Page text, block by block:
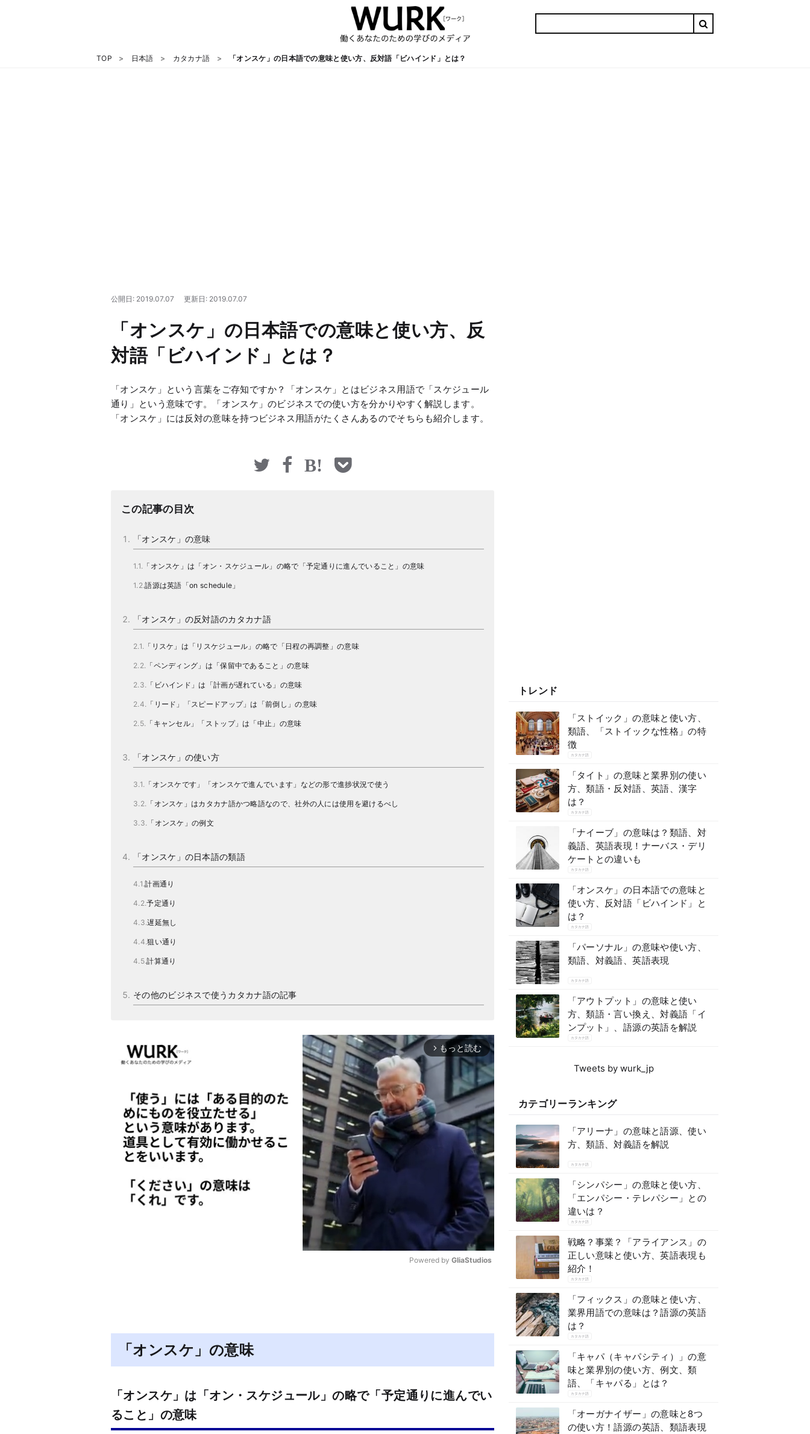
TOP 日本語 カタカナ語 「オンスケ」の日本語での意味と使い方、反対語「ビハインド」とは？
公開日: 2019.07.07 更新日: 2019.07.07
「オンスケ」の日本語での意味と使い方、反
対語「ビハインド」とは？
「オンスケ」という言葉をご存知ですか？「オンスケ」とはビジネス用語で「スケジュール
通り」という意味です。「オンスケ」のビジネスでの使い方を分かりやすく解説します。
「オンスケ」には反対の意味を持つビジネス用語がたくさんあるのでそちらも紹介します。
この記事の目次
「オンスケ」の意味
「オンスケ」は「オン・スケジュール」の略で「予定通りに進んでいること」の意味
語源は英語「on schedule」
「オンスケ」の反対語のカタカナ語
「リスケ」は「リスケジュール」の略で「日程の再調整」の意味
「ペンディング」は「保留中であること」の意味
「ビハインド」は「計画が遅れている」の意味
「リード」「スピードアップ」は「前倒し」の意味
「キャンセル」「ストップ」は「中止」の意味
「オンスケ」の使い方
「オンスケです」「オンスケで進んでいます」などの形で進捗状況で使う
「オンスケ」はカタカナ語かつ略語なので、社外の人には使用を避けるべし
「オンスケ」の例文
「オンスケ」の日本語の類語
計画通り
予定通り
遅延無し
狙い通り
計算通り
その他のビジネスで使うカタカナ語の記事
arrow_forward_ios もっと読む
Powered by GliaStudios
「オンスケ」の意味
「オンスケ」は「オン・スケジュール」の略で「予定通りに進んでい
ること」の意味
トレンド
「ストイック」の意味と使い方、
類語、「ストイックな性格」の特
徴
カタカナ語
「タイト」の意味と業界別の使い
方、類語・反対語、英語、漢字
は？
カタカナ語
「ナイーブ」の意味は？類語、対
義語、英語表現！ナーバス・デリ
ケートとの違いも
カタカナ語
「オンスケ」の日本語での意味と
使い方、反対語「ビハインド」と
は？
カタカナ語
「パーソナル」の意味や使い方、
類語、対義語、英語表現
カタカナ語
「アウトプット」の意味と使い
方、類語・言い換え、対義語「イ
ンプット」、語源の英語を解説
カタカナ語
Tweets by wurk_jp
カテゴリーランキング
「アリーナ」の意味と語源、使い
方、類語、対義語を解説
カタカナ語
「シンパシー」の意味と使い方、
「エンパシー・テレパシー」との
違いは？
カタカナ語
戦略？事業？「アライアンス」の
正しい意味と使い方、英語表現も
紹介！
カタカナ語
「フィックス」の意味と使い方、
業界用語での意味は？語源の英語
は？
カタカナ語
「キャパ（キャパシティ）」の意
味と業界別の使い方、例文、類
語、「キャパる」とは？
カタカナ語
「オーガナイザー」の意味と8つ
の使い方！語源の英語、類語表現